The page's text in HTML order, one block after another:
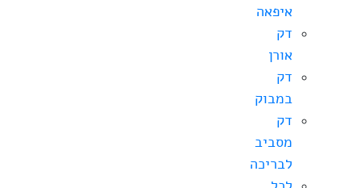
איפאה
דק
אורן
דק
במבוק
דק
מסביב
לבריכה